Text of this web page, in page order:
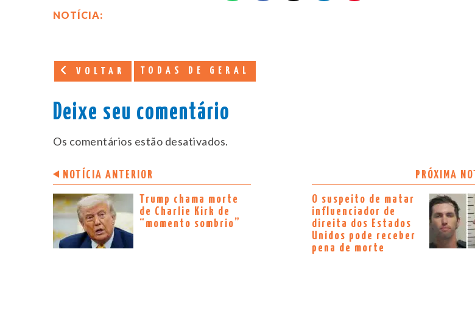
NOTÍCIA:
VOLTAR TODAS DE GERAL
Deixe seu comentário
Os comentários estão desativados.
NOTÍCIA ANTERIOR
Trump chama morte
de Charlie Kirk de
“momento sombrio”
PRÓXIMA
O suspeito de matar
influenciador de
direita dos Estados
Unidos pode receber
pena de morte